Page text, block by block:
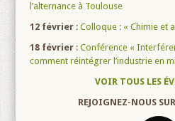
l’alternance à Toulouse
12 février :Colloque : « Chimie et
18 février :Conférence «
comment réintégrer l’industrie en
VOIR TOUS LES
REJOIGNEZ-NOUS